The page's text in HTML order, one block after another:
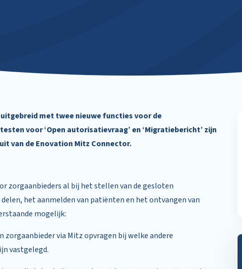
met twee nieuwe functies voor de
voor ‘Open autorisatievraag’ en ‘Migratiebericht’ zijn
van de Enovation Mitz Connector.
zorgaanbieders al bij het stellen van de gesloten
het aanmelden van patiënten en het ontvangen van
mogelijk:
zorgaanbieder via Mitz opvragen bij welke andere
vastgelegd.